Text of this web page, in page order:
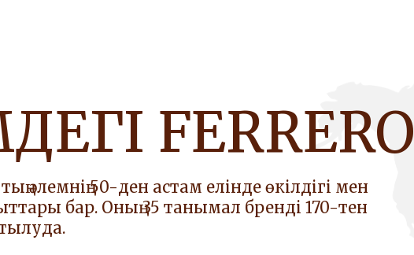
FERRERO
әлемнің 50-ден астам елінде өкілдігі мен
бар. Оның 35 танымал бренді 170-тен